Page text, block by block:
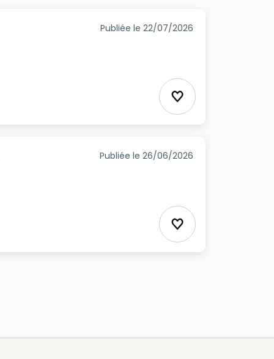
Publiée le 22/07/2026
Ajouter aux
Publiée le 26/06/2026
Ajouter aux